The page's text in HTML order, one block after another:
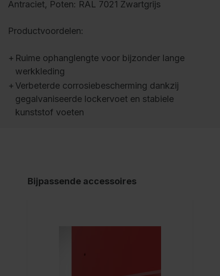
Antraciet, Poten: RAL 7021 Zwartgrijs
Productvoordelen:
+ Ruime ophanglengte voor bijzonder lange
werkkleding
+ Verbeterde corrosiebescherming dankzij
gegalvaniseerde lockervoet en stabiele
kunststof voeten
Bijpassende accessoires